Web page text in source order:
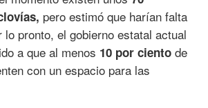
pero estimó que harían falta
lo pronto, el gobierno estatal actual
a que al menos 10 por ciento de
con un espacio para las